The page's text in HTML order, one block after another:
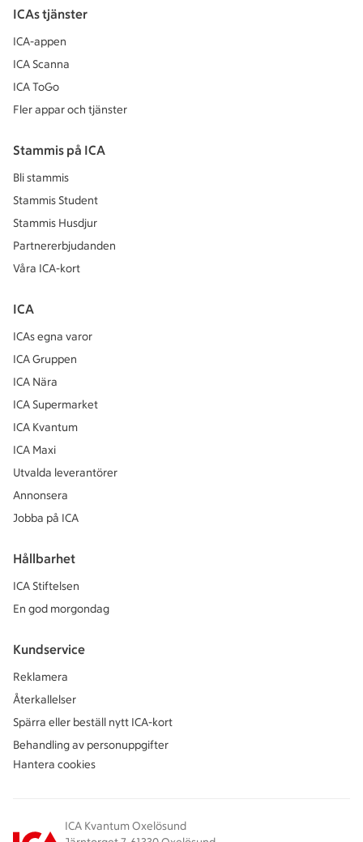
ICAs tjänster
ICA-appen
ICA Scanna
ICA ToGo
Fler appar och tjänster
Stammis på ICA
Bli stammis
Stammis Student
Stammis Husdjur
Partnererbjudanden
Våra ICA-kort
ICA
ICAs egna varor
ICA Gruppen
ICA Nära
ICA Supermarket
ICA Kvantum
ICA Maxi
Utvalda leverantörer
Annonsera
Jobba på ICA
Hållbarhet
ICA Stiftelsen
En god morgondag
Kundservice
Reklamera
Återkallelser
Spärra eller beställ nytt ICA-kort
Behandling av personuppgifter
Hantera cookies
ICA Kvantum Oxelösund